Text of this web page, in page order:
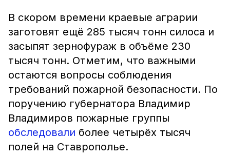
В скором времени краевые аграрии
заготовят ещё 285 тысяч тонн силоса и
засыпят зернофураж в объёме 230
тысяч тонн. Отметим, что важными
остаются вопросы соблюдения
требований пожарной безопасности. По
поручению губернатора Владимир
Владимиров пожарные группы
обследовали более четырёх тысяч
полей на Ставрополье.